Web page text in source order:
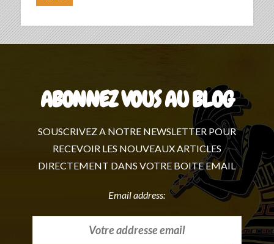
ABONNEZ VOUS AU BLOG
SOUSCRIVEZ A NOTRE NEWSLETTER POUR
RECEVOIR LES NOUVEAUX ARTICLES
DIRECTEMENT DANS VOTRE BOITE EMAIL
Email address: